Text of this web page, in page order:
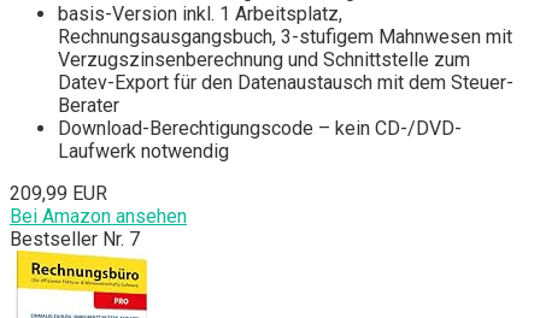
basis-Version inkl. 1 Arbeitsplatz,
Rechnungsausgangsbuch, 3-stufigem Mahnwesen mit
Verzugszinsenberechnung und Schnittstelle zum
Datev-Export für den Datenaustausch mit dem Steuer-
Berater
Download-Berechtigungscode – kein CD-/DVD-
Laufwerk notwendig
209,99 EUR
Bei Amazon ansehen
Bestseller Nr. 7